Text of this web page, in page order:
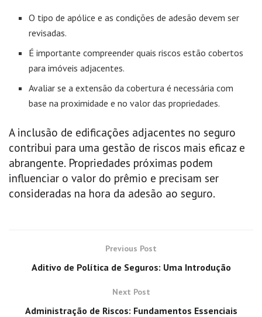
O tipo de apólice e as condições de adesão devem ser
revisadas.
É importante compreender quais riscos estão cobertos
para imóveis adjacentes.
Avaliar se a extensão da cobertura é necessária com
base na proximidade e no valor das propriedades.
A inclusão de edificações adjacentes no seguro
contribui para uma gestão de riscos mais eficaz e
abrangente. Propriedades próximas podem
influenciar o valor do prêmio e precisam ser
consideradas na hora da adesão ao seguro.
Previous Post
Aditivo de Política de Seguros: Uma Introdução
Next Post
Administração de Riscos: Fundamentos Essenciais